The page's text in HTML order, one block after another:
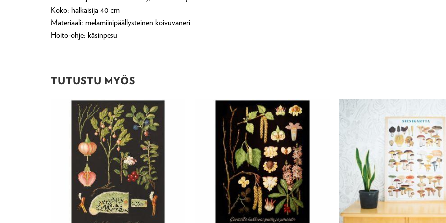
Koko: halkaisija 40 cm
Materiaali: melamiinipäällysteinen koivuvaneri
Hoito-ohje: käsinpesu
TUTUSTU MYÖS